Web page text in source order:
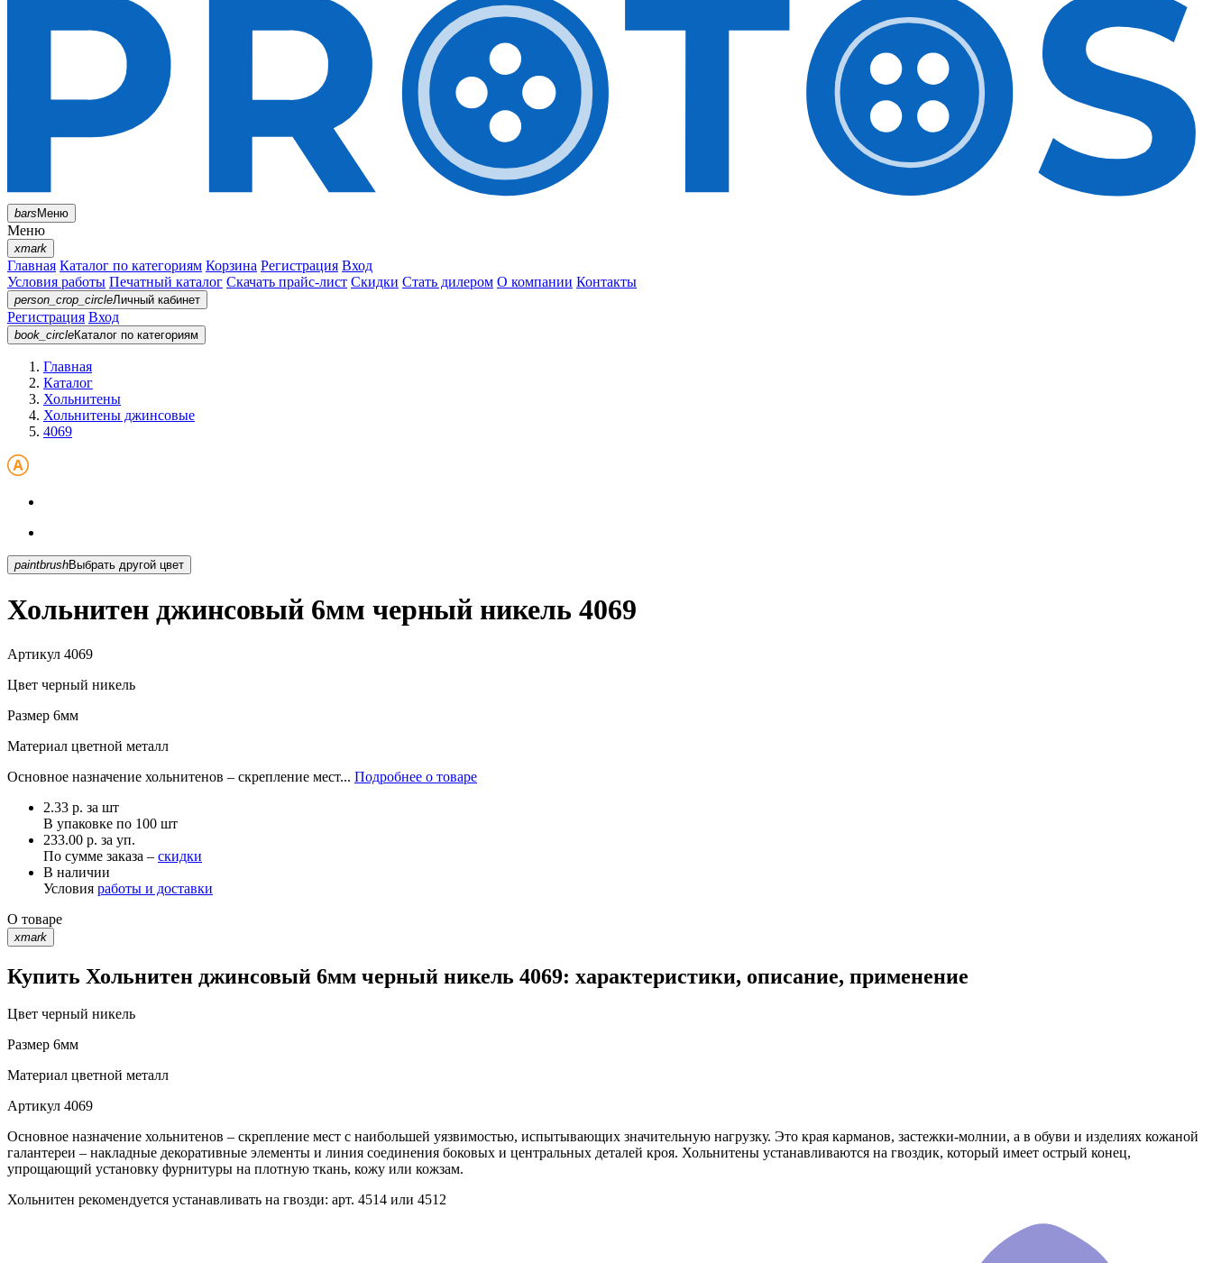
barsМеню
Меню
xmark
Главная Каталог по категориям Корзина Регистрация Вход
Условия работы Печатный каталог Скачать прайс-лист Скидки Стать дилером О компании Контакты
person_crop_circleЛичный кабинет
Регистрация Вход
book_circleКаталог по категориям
Главная
Каталог
Хольнитены
Хольнитены джинсовые
4069
paintbrush Выбрать другой цвет
Хольнитен джинсовый 6мм черный никель 4069
Артикул 4069
Цвет черный никель
Размер 6мм
Материал цветной металл
Основное назначение хольнитенов – скрепление мест... Подробнее о товаре
2.33 р. за шт
В упаковке по 100 шт
233.00 р. за уп.
По сумме заказа – скидки
В наличии
Условия работы и доставки
О товаре
xmark
Купить Хольнитен джинсовый 6мм черный никель 4069: характеристики, описание, применение
Цвет черный никель
Размер 6мм
Материал цветной металл
Артикул 4069
Основное назначение хольнитенов – скрепление мест с наибольшей уязвимостью, испытывающих значительную нагрузку. Это края карманов, застежки-молнии, а в обуви и изделиях кожаной
галантереи – накладные декоративные элементы и линия соединения боковых и центральных деталей кроя. Хольнитены устанавливаются на гвоздик, который имеет острый конец,
упрощающий установку фурнитуры на плотную ткань, кожу или кожзам.
Хольнитен рекомендуется устанавливать на гвозди: арт. 4514 или 4512